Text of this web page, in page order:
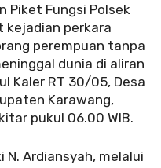
Piket Fungsi Polsek
kejadian perkara
perempuan tanpa
dunia di aliran
Kaler RT 30/05, Desa
Karawang,
pukul 06.00 WIB.
N. Ardiansyah, melalui